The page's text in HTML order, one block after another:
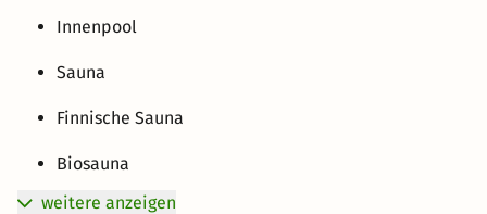
Innenpool
Sauna
Finnische Sauna
Biosauna
weitere anzeigen